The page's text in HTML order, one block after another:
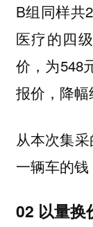
B组同样共
医疗的四
价，为548
报价，降幅
从本次集
一辆车的钱
02 以量换